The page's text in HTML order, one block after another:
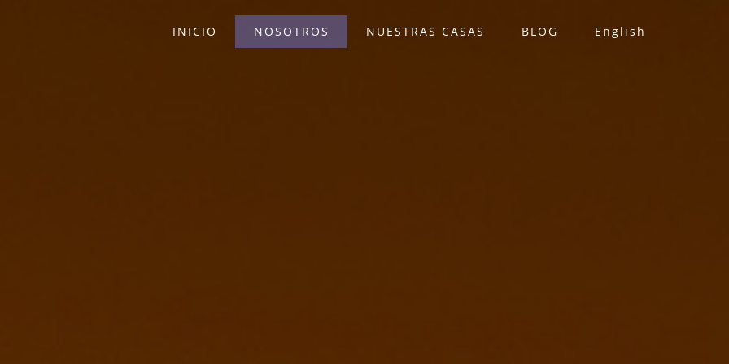
INICIO NOSOTROS NUESTRAS CASAS BLOG English